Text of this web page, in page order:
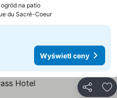
na patio
du Sacré-Coeur
Wyświetl ceny